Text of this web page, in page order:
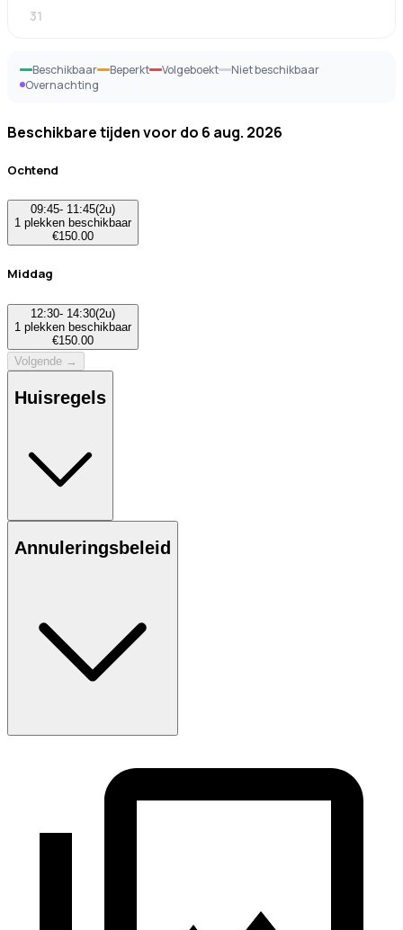
31
Beschikbaar Beperkt Volgeboekt
Niet beschikbaar
Overnachting
Beschikbare tijden voor do 6 aug. 2026
Ochtend
09:45- 11:45(2u)
1 plekken beschikbaar
€150.00
Middag
12:30- 14:30(2u)
1 plekken beschikbaar
€150.00
Volgende →
Huisregels
Annuleringsbeleid